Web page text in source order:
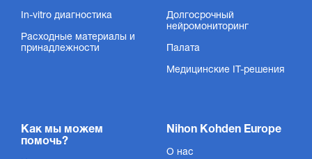
In-vitro диагностика
Расходные материалы и
принадлежности
Долгосрочный
нейромониторинг
Палата
Медицинские IT-решения
Как мы можем
помочь?
Nihon Kohden Europe
О нас